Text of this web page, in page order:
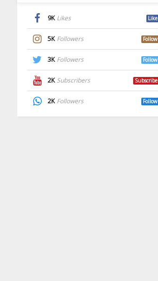
9K Likes Like
5K Followers Follow
3K Followers Follow
2K Subscribers Subscribe
2K Followers Follow